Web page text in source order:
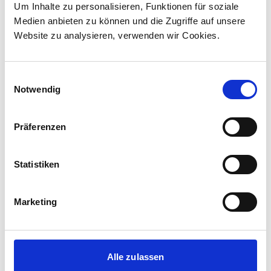
Um Inhalte zu personalisieren, Funktionen für soziale
Medien anbieten zu können und die Zugriffe auf unsere
Website zu analysieren, verwenden wir Cookies.
Notwendig
Präferenzen
Statistiken
Marketing
Alle zulassen
New standard in Hungarian railway transport:
First train completed for GYSEV’s new